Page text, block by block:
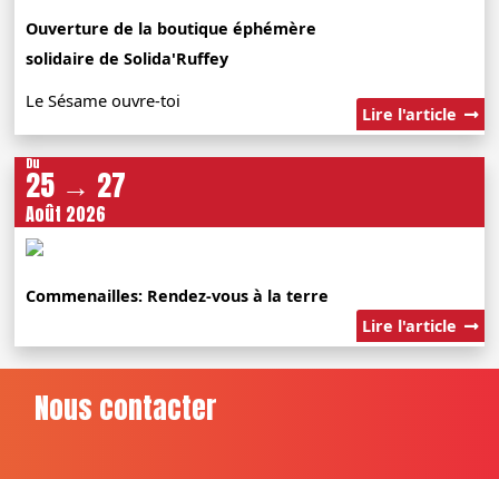
Ouverture de la boutique éphémère
solidaire de Solida'Ruffey
Le Sésame ouvre-toi
Lire l'article
Du
25 → 27
Août 2026
Commenailles: Rendez-vous à la terre
Lire l'article
Nous contacter